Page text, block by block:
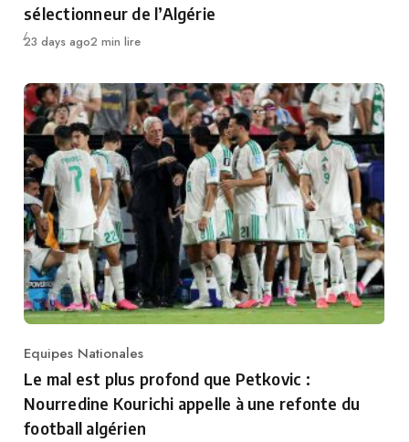
sélectionneur de l’Algérie
Publié
23 days ago2 min lire
Category
Equipes Nationales
Le mal est plus profond que Petkovic :
Nourredine Kourichi appelle à une refonte du
football algérien